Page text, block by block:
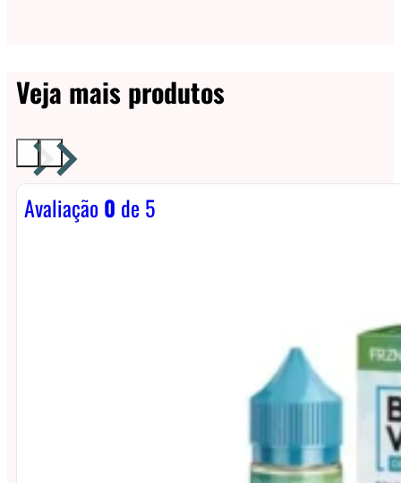
Veja mais produtos
Avaliação0 de 5